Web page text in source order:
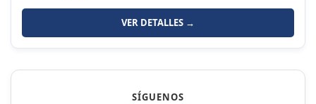
VER DETALLES →
SÍGUENOS